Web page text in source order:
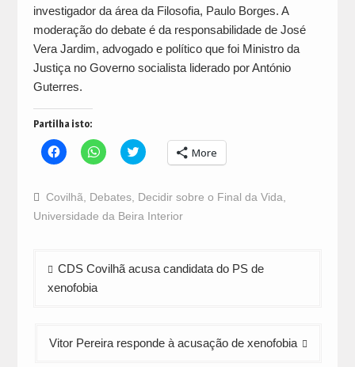
investigador da área da Filosofia, Paulo Borges. A
moderação do debate é da responsabilidade de José
Vera Jardim, advogado e político que foi Ministro da
Justiça no Governo socialista liderado por António
Guterres.
Partilha isto:
Click
to
Facebook
(Opens
in
new
Click
to
WhatsApp
(Opens
in
new
Click
to
Twitter
(Opens
in
new
More
Covilhã, Debates, Decidir sobre o Final da Vida,
Universidade da Beira Interior
Navegação
de
CDS Covilhã acusa candidata do PS de
xenofobia
Vitor Pereira responde à acusação de xenofobia